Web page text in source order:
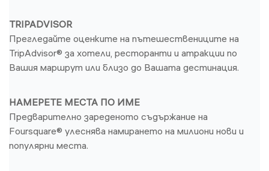
TRIPADVISOR
Прегледайте оценките на пътешествениците на
TripAdvisor® за хотели, ресторанти и атракции по
Вашия маршрут или близо до Вашата дестинация.
НАМЕРЕТЕ МЕСТА ПО ИМЕ
Предварително зареденото съдържание на
Foursquare® улеснява намирането на милиони нови и
популярни места.